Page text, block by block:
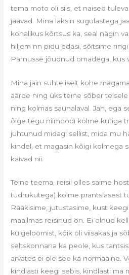
tema moto oli siis, et naised
jäävad. Mina läksin sugulastega
kohalikus kõrtsus ka, seal nägin
hiljem nn pidu edasi, sõitsime
Pärnusse jõudnud omadega, kus
Mina jäin suhteliselt kohe
äärde ning üks teine sõber
ning kolmas saunalaval. Jah, ega
õige tegu niimoodi kolme kutiga
juhtunud midagi sellist, mida mu
kindel, et magasin kõigi kolmega
käivad nii.
Teine teema, reisil olles saime
tüdrukutega) kolme prantslasest
Rääkisime, jutustasime, kust
maailmas reisinud on. Ei olnud
külgelöömist, kõik oli viisakas ja
seltskonnana ka peole, kus
arvates ei ole see ka normaalne.
kindlasti keegi sebis, kindlasti ma